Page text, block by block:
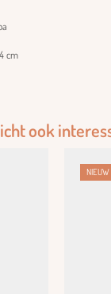
cm
ook
NIEUW